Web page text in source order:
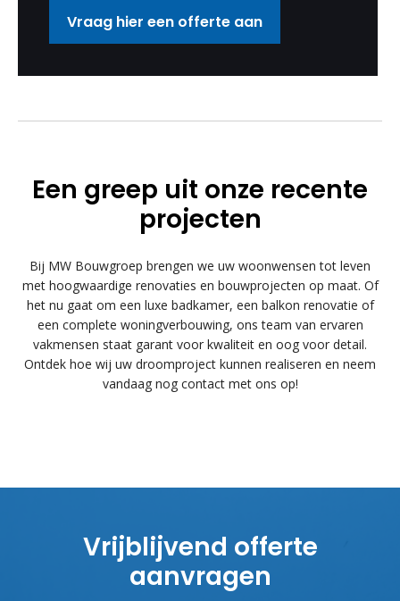
Vraag hier een offerte aan
Een greep uit onze recente
projecten
Bij MW Bouwgroep brengen we uw woonwensen tot leven
met hoogwaardige renovaties en bouwprojecten op maat. Of
het nu gaat om een luxe badkamer, een balkon renovatie of
een complete woningverbouwing, ons team van ervaren
vakmensen staat garant voor kwaliteit en oog voor detail.
Ontdek hoe wij uw droomproject kunnen realiseren en neem
vandaag nog contact met ons op!
Vrijblijvend offerte
aanvragen